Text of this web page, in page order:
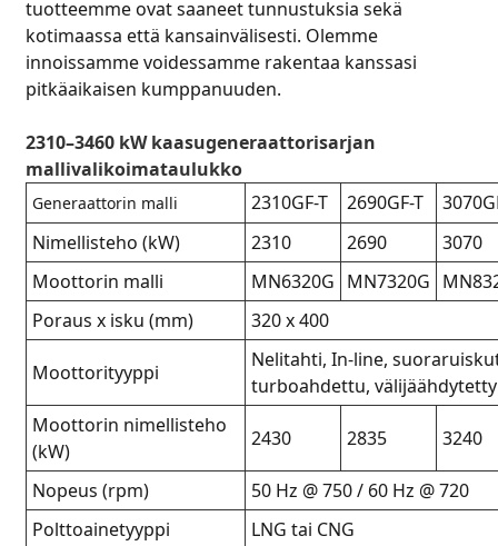
tuotteemme ovat saaneet tunnustuksia sekä
kotimaassa että kansainvälisesti. Olemme
innoissamme voidessamme rakentaa kanssasi
pitkäaikaisen kumppanuuden.
2310–3460 kW kaasugeneraattorisarjan
mallivalikoimataulukko
Generaattorin malli 2310GF-T 2690GF-T
Nimellisteho (kW)
2310 2690
3070
Moottorin malli
MN6320G MN7320G
Poraus x isku (mm)
320 x 400
Moottorityyppi
Nelitahti, In-line,
turboahdettu, välijäähdytetty
Moottorin nimellisteho
(kW)
2430 2835 3240
Nopeus (rpm)
50 Hz @ 750 / 60 Hz @ 720
Polttoainetyyppi
LNG tai CNG